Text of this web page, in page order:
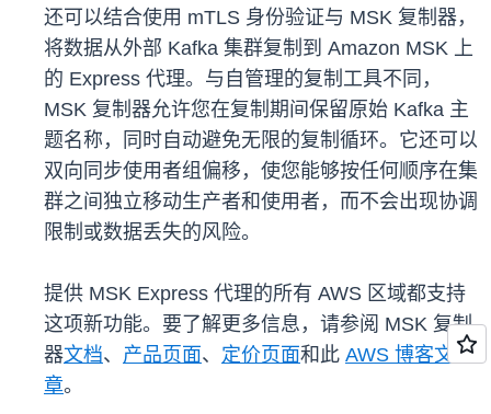
还可以结合使用 mTLS 身份验证与 MSK 复制器，
将数据从外部 Kafka 集群复制到 Amazon MSK 上
的 Express 代理。与自管理的复制工具不同，
MSK 复制器允许您在复制期间保留原始 Kafka 主
题名称，同时自动避免无限的复制循环。它还可以
双向同步使用者组偏移，使您能够按任何顺序在集
群之间独立移动生产者和使用者，而不会出现协调
限制或数据丢失的风险。
提供 MSK Express 代理的所有 AWS 区域都支持
这项新功能。要了解更多信息，请参阅 MSK 复制
器文档、 产品页面、 定价页面和此 AWS 博客文
章。